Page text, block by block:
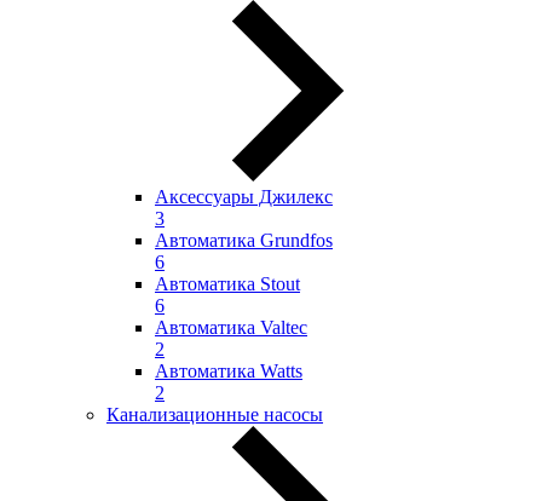
Аксессуары Джилекс
3
Автоматика Grundfos
6
Автоматика Stout
6
Автоматика Valtec
2
Автоматика Watts
2
Канализационные насосы